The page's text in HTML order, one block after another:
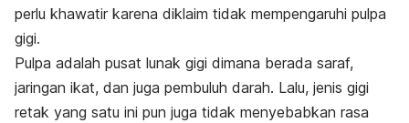
perlu khawatir karena diklaim tidak mempengaruhi pulpa
gigi.
Pulpa adalah pusat lunak gigi dimana berada saraf,
jaringan ikat, dan juga pembuluh darah. Lalu, jenis gigi
retak yang satu ini pun juga tidak menyebabkan rasa